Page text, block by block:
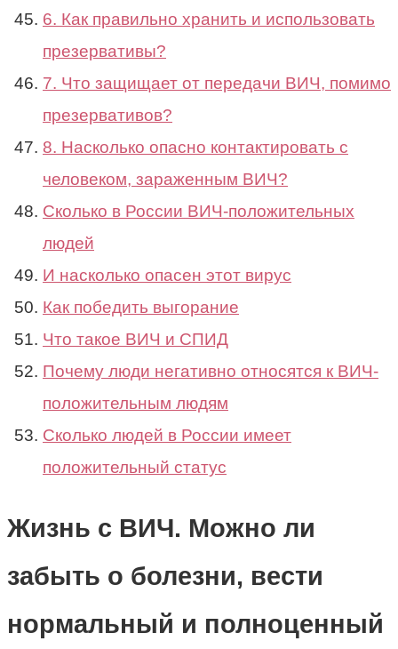
6. Как правильно хранить и использовать
презервативы?
7. Что защищает от передачи ВИЧ, помимо
презервативов?
8. Насколько опасно контактировать с
человеком, зараженным ВИЧ?
Сколько в России ВИЧ-положительных
людей
И насколько опасен этот вирус
Как победить выгорание
Что такое ВИЧ и СПИД
Почему люди негативно относятся к ВИЧ-
положительным людям
Сколько людей в России имеет
положительный статус
Жизнь с ВИЧ. Можно ли
забыть о болезни, вести
нормальный и полноценный